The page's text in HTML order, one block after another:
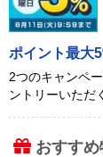
ポイント最大
2つのキャンペ
ントリーいただ
おすす